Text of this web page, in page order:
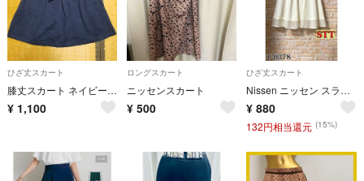
ひざ丈スカート
膝丈スカート ネイビー 腰リボン 腰ヒモ 未使用
¥ 1,100
ロングスカート
ニッセンスカート
¥ 500
ひざ丈スカート
Nissen ニッセン スラットジール STT 膝丈 フレア スカート 新品
¥ 880
132円相当還元 (15%)